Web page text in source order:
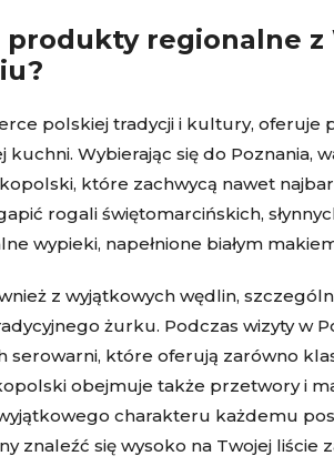
produkty regionalne
polskiej tradycji i kultury, oferuje
kuchni. Wybierając się do
które zachwycą nawet
rogali świętomarcińskich,
wypieki, napełnione białym
z wyjątkowych wędlin,
żurku. Podczas wizyty w
serowarni, które oferują zarówno
obejmuje także przetwory i
charakteru każdemu
znaleźć się wysoko na Twojej liście